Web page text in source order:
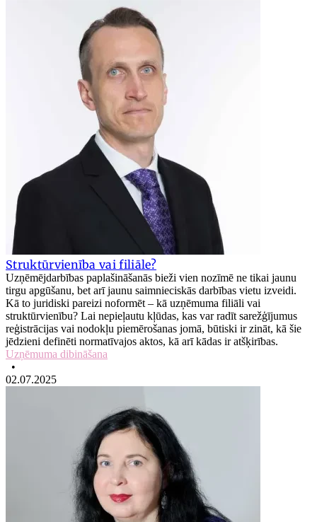
Struktūrvienība vai filiāle?
Uzņēmējdarbības paplašināšanās bieži vien nozīmē ne tikai jaunu
tirgu apgūšanu, bet arī jaunu saimnieciskās darbības vietu izveidi.
Kā to juridiski pareizi noformēt – kā uzņēmuma filiāli vai
struktūrvienību? Lai nepieļautu kļūdas, kas var radīt sarežģījumus
reģistrācijas vai nodokļu piemērošanas jomā, būtiski ir zināt, kā šie
jēdzieni definēti normatīvajos aktos, kā arī kādas ir atšķirības.
Uzņēmuma dibināšana
•
02.07.2025